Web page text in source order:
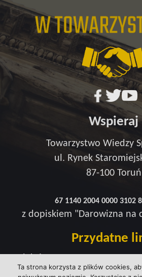
Ta strona korzysta z plików cookies,
Wspieraj
Towarzystwo Wiedzy
ul. Rynek
87-100 Toruń
67 1140 2004 0000 3102
z dopiskiem "Darowizna na
Przydatne
Strefa wsparcia